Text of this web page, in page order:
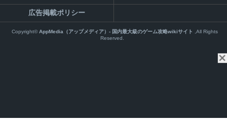
広告掲載ポリシー
Copyright©AppMedia（アップメディア）- 国内最大級のゲーム攻略wikiサイト ,All Rights
Reserved.